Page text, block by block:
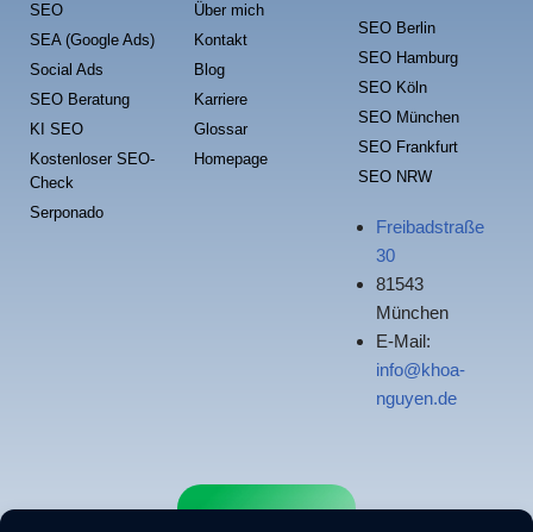
SEO
SEA (Google Ads)
Social Ads
SEO Beratung
KI SEO
Kostenloser SEO-
Check
Serponado
Über mich
Kontakt
Blog
Karriere
Glossar
Homepage
SEO Berlin
SEO Hamburg
SEO Köln
SEO München
SEO Frankfurt
SEO NRW
Freibadstraße
30
81543
München
E-Mail:
info@khoa-
nguyen.de